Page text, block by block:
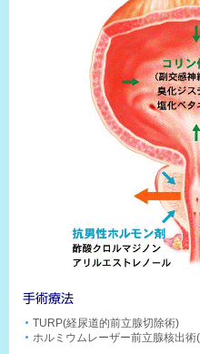
手術療法
TURP(経尿道的前立腺切除術)
ホルミウムレーザー前立腺核出